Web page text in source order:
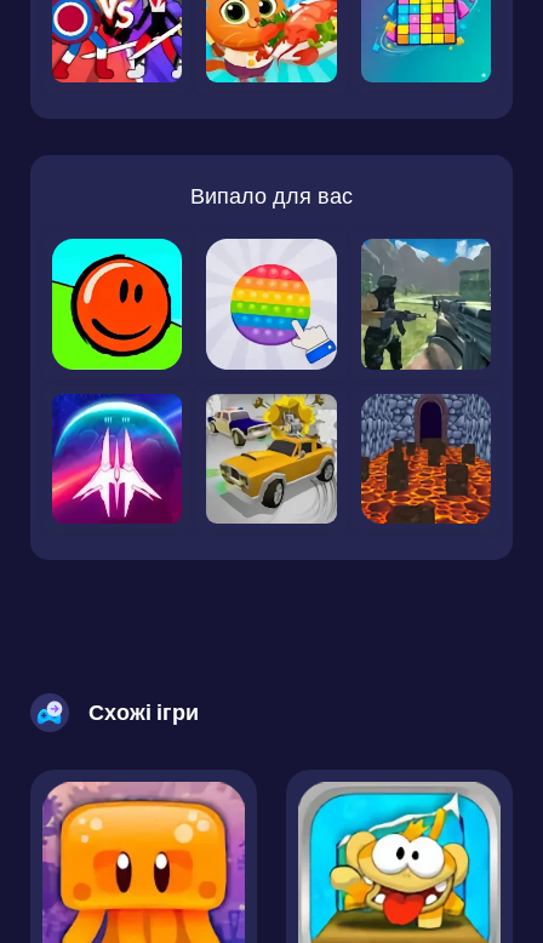
Випало для вас
Схожі ігри